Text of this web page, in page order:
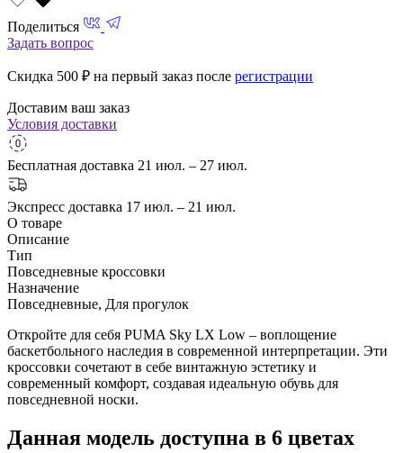
Поделиться
Задать вопрос
Скидка 500 ₽ на первый заказ после регистрации
Доставим ваш заказ
Условия доставки
Бесплатная доставка 21 июл. – 27 июл.
Экспресс доставка 17 июл. – 21 июл.
О товаре
Описание
Тип
Повседневные кроссовки
Назначение
Повседневные, Для прогулок
Откройте для себя PUMA Sky LX Low – воплощение
баскетбольного наследия в современной интерпретации. Эти
кроссовки сочетают в себе винтажную эстетику и
современный комфорт, создавая идеальную обувь для
повседневной носки.
Данная модель доступна в 6 цветах